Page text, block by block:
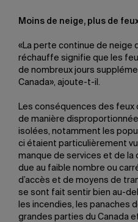
Moins de neige, plus de
«La perte continue de neige
réchauffe signifie que les
de nombreux jours
Canada», ajoute-t-il.
Les conséquences des
de manière
isolées, notamment les
ci étaient particulièrement
manque de services et de
due au faible nombre ou
d’accès et de moyens de
se sont fait sentir bien au-
les incendies, les panaches
grandes parties du Canada